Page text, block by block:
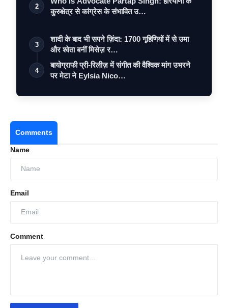
2
कुरुक्षेत्र से कांग्रेस के संभावित उ…
3
शादी के बाद भी सपने ज़िंदा: 1700 गृहिणियों में से उमा
और श्वेता बनीं मिसेज़ र…
4
बायोग्राफी प्री-रिलीज़ में संगीत की वैश्विक मांग उभरने
पर मेटा ने Eylsia Nico…
Comments
Name
Email
Comment